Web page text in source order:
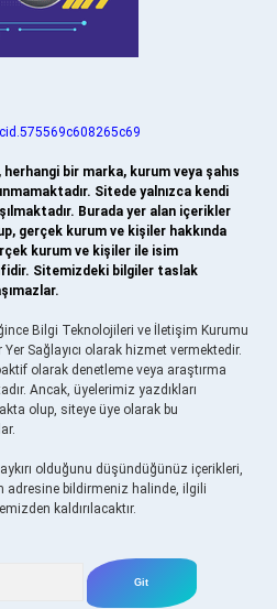
bir marka, kurum veya şahıs
Sitede yalnızca kendi
Burada yer alan içerikler
gerçek kurum ve kişiler hakkında
kurum ve kişiler ile isim
Sitemizdeki bilgiler taslak
Bilgi Teknolojileri ve İletişim Kurumu
Sağlayıcı olarak hizmet vermektedir.
olarak denetleme veya araştırma
Ancak, üyelerimiz yazdıkları
olup, siteye üye olarak bu
olduğunu düşündüğünüz içerikleri,
adresine bildirmeniz halinde, ilgili
kaldırılacaktır.